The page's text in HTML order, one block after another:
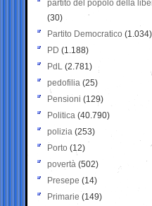
partito del popolo della
(30)
Partito Democratico (1.034)
PD (1.188)
PdL (2.781)
pedofilia (25)
Pensioni (129)
Politica (40.790)
polizia (253)
Porto (12)
povertà (502)
Presepe (14)
Primarie (149)